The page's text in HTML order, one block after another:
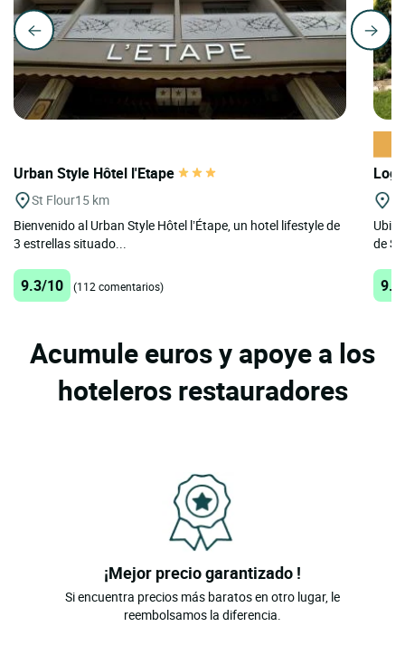
Urban Style Hôtel l'Etape
St Flour15 km
Bienvenido al Urban Style Hôtel l’Étape, un hotel lifestyle de
3 estrellas situado...
9.3/10 (112 comentarios)
de
Acumule euros y apoye a los
hoteleros restauradores
¡Mejor precio garantizado !
Si encuentra precios más baratos en otro lugar, le
reembolsamos la diferencia.